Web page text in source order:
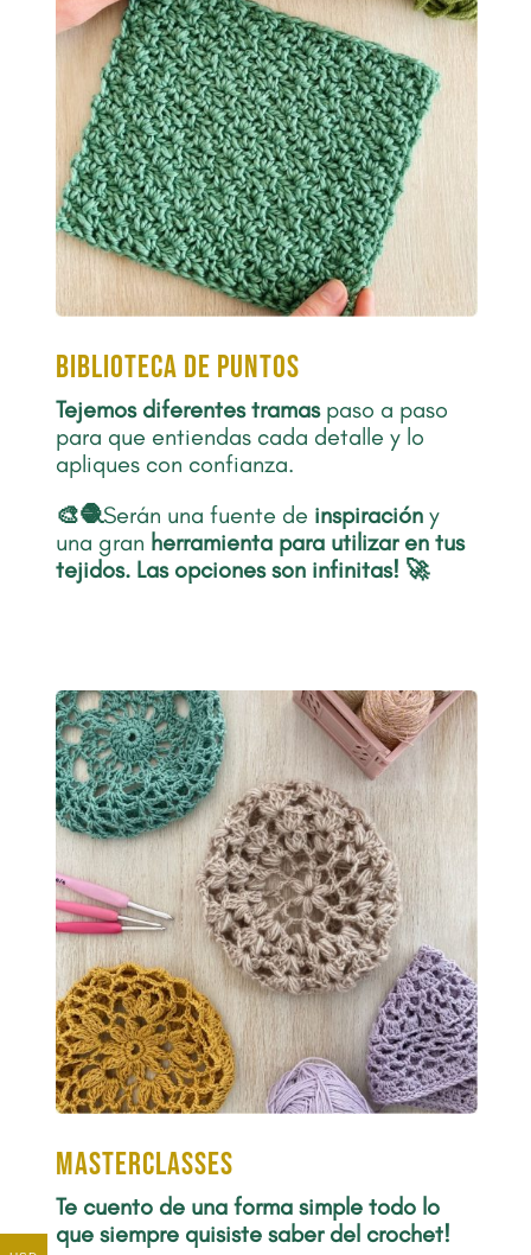
biblioteca de puntos
Tejemos diferentes tramas paso a paso
para que entiendas cada detalle y lo
apliques con confianza.
🎨🧶Serán una fuente de inspiracióny
una gran herramienta para utilizar en tus
tejidos. Las opciones son infinitas! 🚀
Masterclasses
Te cuento de una forma simple todo lo
que siempre quisiste saber del crochet!